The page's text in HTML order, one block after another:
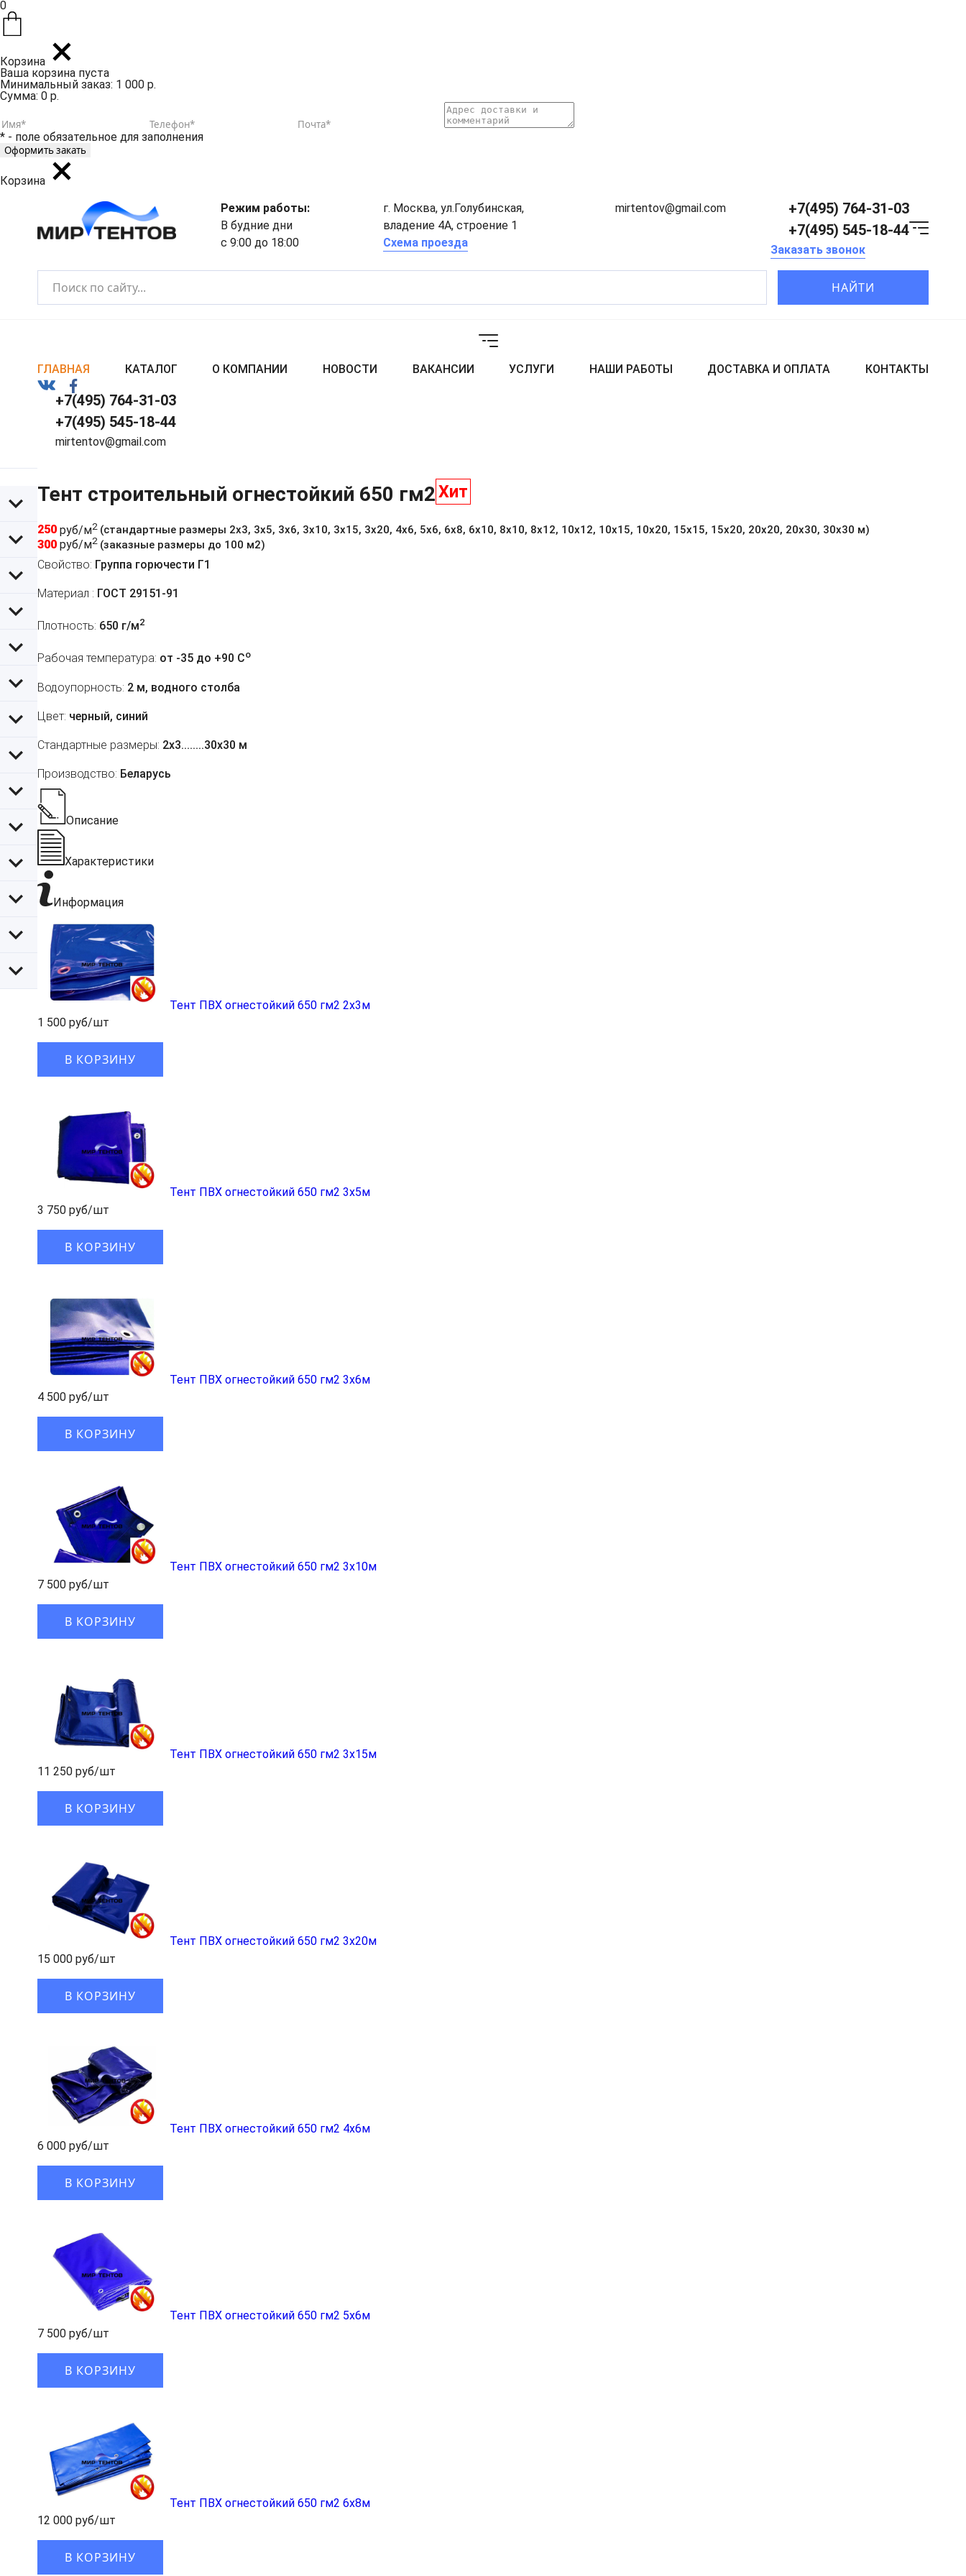
0
Корзина
Ваша корзина пуста
Минимальный заказ: 1 000 р.
Сумма: 0 р.
* - поле обязательное для заполнения
Корзина
Режим работы:
В будние дни
с 9:00 до 18:00
г. Москва, ул.Голубинская,
владение 4А, строение 1
Схема проезда
mirtentov@gmail.com
+7(495) 764-31-03
+7(495) 545-18-44
Заказать звонок
НАЙТИ
ГЛАВНАЯ КАТАЛОГ О КОМПАНИИ НОВОСТИ ВАКАНСИИ УСЛУГИ НАШИ РАБОТЫ ДОСТАВКА И ОПЛАТА КОНТАКТЫ
+7(495) 764-31-03
+7(495) 545-18-44
mirtentov@gmail.com
Тент строительный огнестойкий 650 гм2Хит
250 руб/м2 (стандартные размеры 2х3, 3х5, 3х6, 3х10, 3х15, 3х20, 4х6, 5х6, 6х8, 6х10, 8х10, 8х12, 10х12, 10х15, 10х20, 15х15, 15х20, 20х20, 20х30, 30х30 м)
300 руб/м2 (заказные размеры до 100 м2)
Свойство: Группа горючести Г1
Материал : ГОСТ 29151-91
Плотность: 650 г/м2
Рабочая температура: от -35 до +90 Co
Водоупорность: 2 м, водного столба
Цвет: черный, синий
Стандартные размеры: 2х3........30х30 м
Производство: Беларусь
Описание
Характеристики
Информация
Тент ПВХ огнестойкий 650 гм2 2x3м
1 500 руб/шт
В КОРЗИНУ
Тент ПВХ огнестойкий 650 гм2 3х5м
3 750 руб/шт
В КОРЗИНУ
Тент ПВХ огнестойкий 650 гм2 3х6м
4 500 руб/шт
В КОРЗИНУ
Тент ПВХ огнестойкий 650 гм2 3х10м
7 500 руб/шт
В КОРЗИНУ
Тент ПВХ огнестойкий 650 гм2 3х15м
11 250 руб/шт
В КОРЗИНУ
Тент ПВХ огнестойкий 650 гм2 3х20м
15 000 руб/шт
В КОРЗИНУ
Тент ПВХ огнестойкий 650 гм2 4х6м
6 000 руб/шт
В КОРЗИНУ
Тент ПВХ огнестойкий 650 гм2 5х6м
7 500 руб/шт
В КОРЗИНУ
Тент ПВХ огнестойкий 650 гм2 6х8м
12 000 руб/шт
В КОРЗИНУ